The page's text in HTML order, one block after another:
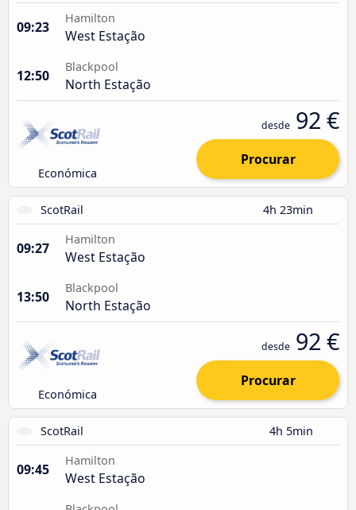
09:23
Hamilton
West Estação
12:50
Blackpool
North Estação
Económica
desde 92 €
Procurar
ScotRail 4h 23min
09:27
Hamilton
West Estação
13:50
Blackpool
North Estação
Económica
desde 92 €
Procurar
ScotRail 4h 5min
09:45
Hamilton
West Estação